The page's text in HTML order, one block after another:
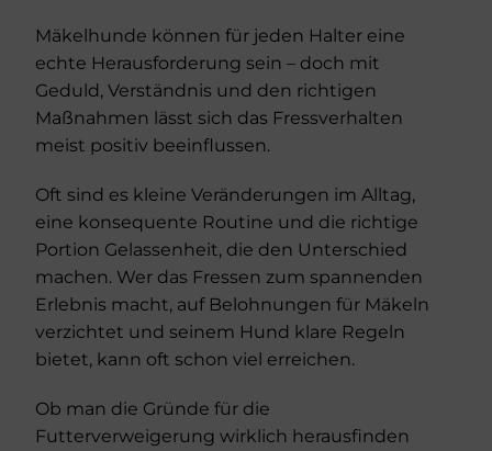
Mäkelhunde können für jeden Halter eine
echte Herausforderung sein – doch mit
Geduld, Verständnis und den richtigen
Maßnahmen lässt sich das Fressverhalten
meist positiv beeinflussen.
Oft sind es kleine Veränderungen im Alltag,
eine konsequente Routine und die richtige
Portion Gelassenheit, die den Unterschied
machen. Wer das Fressen zum spannenden
Erlebnis macht, auf Belohnungen für Mäkeln
verzichtet und seinem Hund klare Regeln
bietet, kann oft schon viel erreichen.
Ob man die Gründe für die
Futterverweigerung wirklich herausfinden